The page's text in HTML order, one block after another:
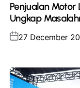
Penjualan Motor
Ungkap
Posted
27 December